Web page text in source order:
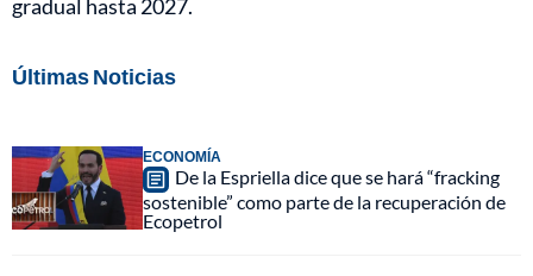
gradual hasta 2027.
Últimas Noticias
ECONOMÍA
De la Espriella dice que se hará “fracking
sostenible” como parte de la recuperación de
Ecopetrol